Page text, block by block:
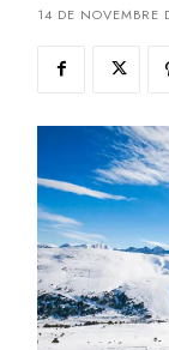
14 DE NOVEMBRE